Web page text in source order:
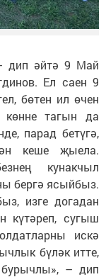
дип әйтә 9 Май
Ел саен 9
бөтен ил өчен
көнне тагын да
парад бетүгә,
кеше җыела.
кунакчыл
бергә ясыйбыз.
изге догадан
күтәреп, сугыш
искә
бүләк итте,
– дип